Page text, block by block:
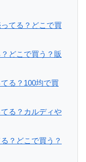
てる？どこで買
どこで買う？販
る？100均で買
る？カルディや
？どこで買う？